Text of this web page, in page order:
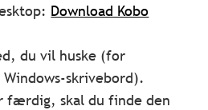
Download Kobo
du vil huske (for
skrivebord).
færdig, skal du finde den